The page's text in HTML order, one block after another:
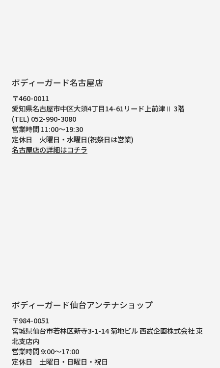
ボディーガード名古屋店
〒460-0011
愛知県名古屋市中区大須4丁目14-61リード上前津Ⅱ 3階
(TEL) 052-990-3080
営業時間 11:00～19:30
定休日 火曜日・水曜日(祝祭日は営業)
名古屋店の詳細はコチラ
ボディーガード仙台アンテナショップ
〒984-0051
宮城県仙台市若林区新寺3-1-14 菊地ビル 西武企画株式会社 東
北支店内
営業時間 9:00～17:00
定休日 土曜日・日曜日・祝日